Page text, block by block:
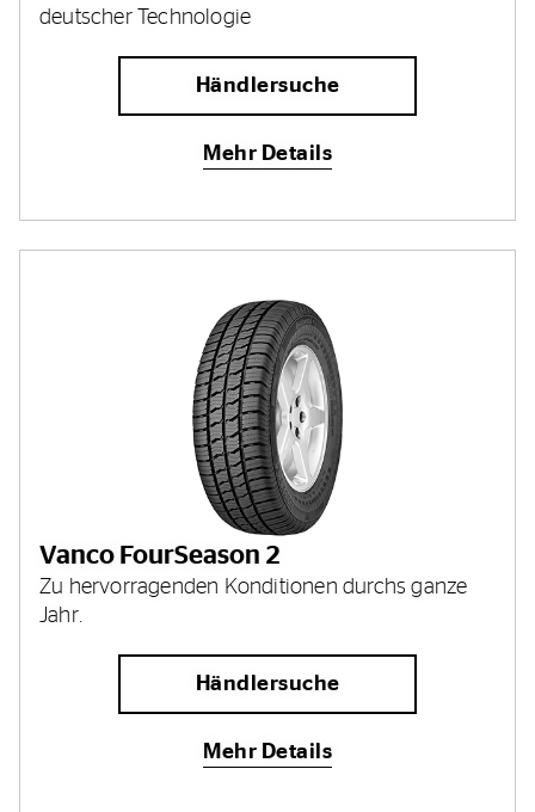
deutscher Technologie
Händlersuche
Mehr Details
Vanco FourSeason 2
Zu hervorragenden Konditionen durchs ganze
Jahr.
Händlersuche
Mehr Details